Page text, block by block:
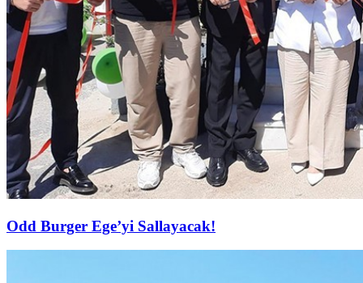
Odd Burger Ege’yi Sallayacak!